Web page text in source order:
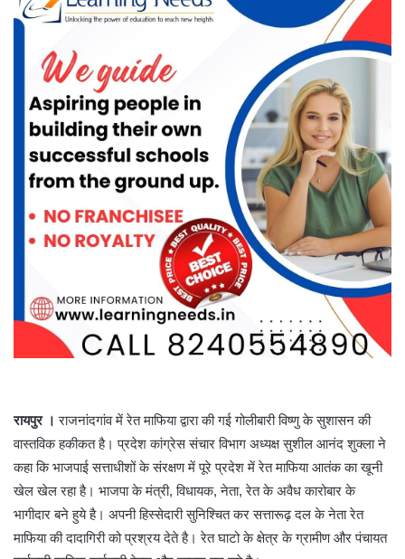
रायपुर । राजनांदगांव में रेत माफिया द्वारा की गई गोलीबारी विष्णु के सुशासन की
वास्तविक हकीकत है। प्रदेश कांग्रेस संचार विभाग अध्यक्ष सुशील आनंद शुक्ला ने
कहा कि भाजपाई सत्ताधीशों के संरक्षण में पूरे प्रदेश में रेत माफिया आतंक का खूनी
खेल खेल रहा है। भाजपा के मंत्री, विधायक, नेता, रेत के अवैध कारोबार के
भागीदार बने हुये है। अपनी हिस्सेदारी सुनिश्चित कर सत्तारूढ़ दल के नेता रेत
माफिया की दादागिरी को प्रश्रय देते है। रेत घाटो के क्षेत्र के ग्रामीण और पंचायत